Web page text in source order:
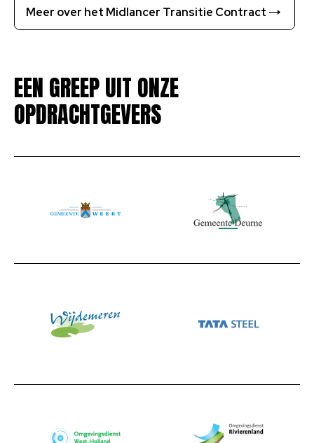
Meer over het Midlancer Transitie Contract
EEN GREEP UIT ONZE
OPDRACHTGEVERS